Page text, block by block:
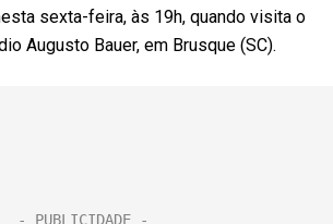
sexta-feira, às 19h, quando visita o
Augusto Bauer, em Brusque (SC).